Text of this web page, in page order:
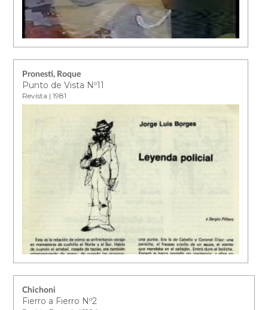
Pronesti, Roque
Punto de Vista Nº11
Revista | 1981
Chichoni
Fierro a Fierro Nº2